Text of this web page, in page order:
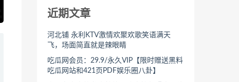
近期文章
河北铺 永利KTV激情欢聚欢歌笑语满天
飞，场面简直就是辣眼睛
吃瓜网会员：29.9/永久VIP【限时赠送黑料
吃瓜网站和421页PDF娱乐圈八卦】